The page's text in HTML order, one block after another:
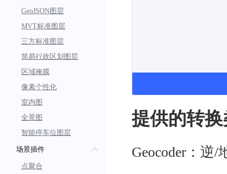
GeoJSON图层
MVT标准图层
三方标准图层
简易行政区划图层
区域掩膜
像素个性化
室内图
全景图
智能停车位图层
场景插件
点聚合
提供的转换
Geocoder：逆